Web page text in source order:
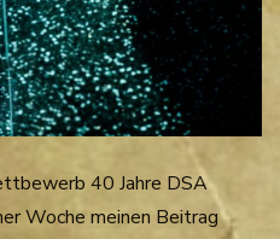
40 Jahre DSA
Woche meinen Beitrag